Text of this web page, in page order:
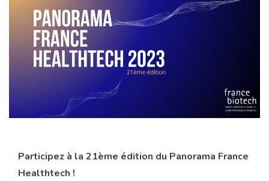
Participez à la 21ème édition du Panorama France
Healthtech !